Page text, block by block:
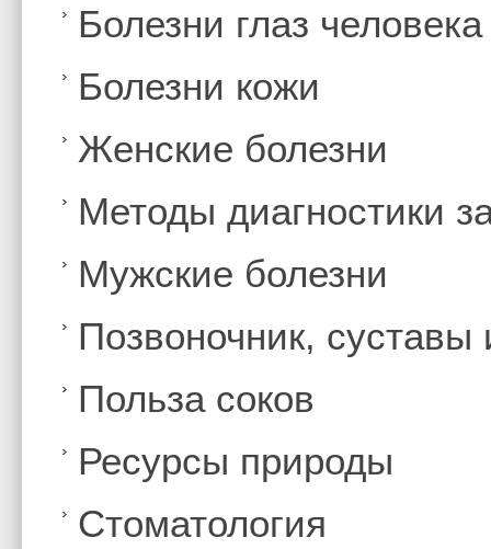
Болезни глаз человека
Болезни кожи
Женские болезни
Методы диагностики
Мужские болезни
Позвоночник,
Польза соков
Ресурсы природы
Стоматология